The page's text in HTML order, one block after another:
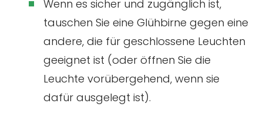
Wenn es sicher und zugänglich ist,
tauschen Sie eine Glühbirne gegen eine
andere, die für geschlossene Leuchten
geeignet ist (oder öffnen Sie die
Leuchte vorübergehend, wenn sie
dafür ausgelegt ist).